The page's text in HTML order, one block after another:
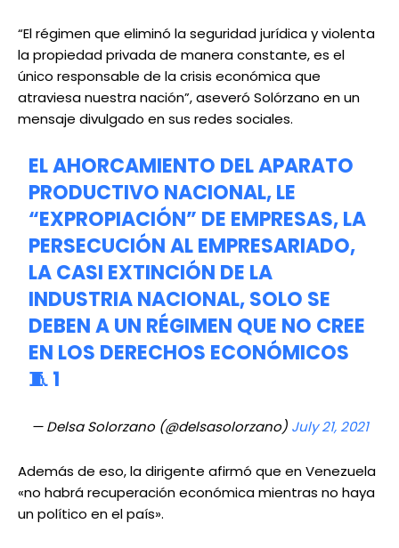
“El régimen que eliminó la seguridad jurídica y violenta
la propiedad privada de manera constante, es el
único responsable de la crisis económica que
atraviesa nuestra nación”, aseveró Solórzano en un
mensaje divulgado en sus redes sociales.
EL AHORCAMIENTO DEL APARATO
PRODUCTIVO NACIONAL, LE
“EXPROPIACIÓN” DE EMPRESAS, LA
PERSECUCIÓN AL EMPRESARIADO,
LA CASI EXTINCIÓN DE LA
INDUSTRIA NACIONAL, SOLO SE
DEBEN A UN RÉGIMEN QUE NO CREE
EN LOS DERECHOS ECONÓMICOS
🧵 1
— Delsa Solorzano (@delsasolorzano) July 21, 2021
Además de eso, la dirigente afirmó que en Venezuela
«no habrá recuperación económica mientras no haya
un político en el país».